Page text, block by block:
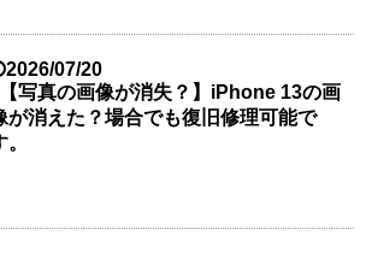
2026/07/20
【写真の画像が消失？】iPhone 13の画
が消えた？場合でも復旧修理可能で
。